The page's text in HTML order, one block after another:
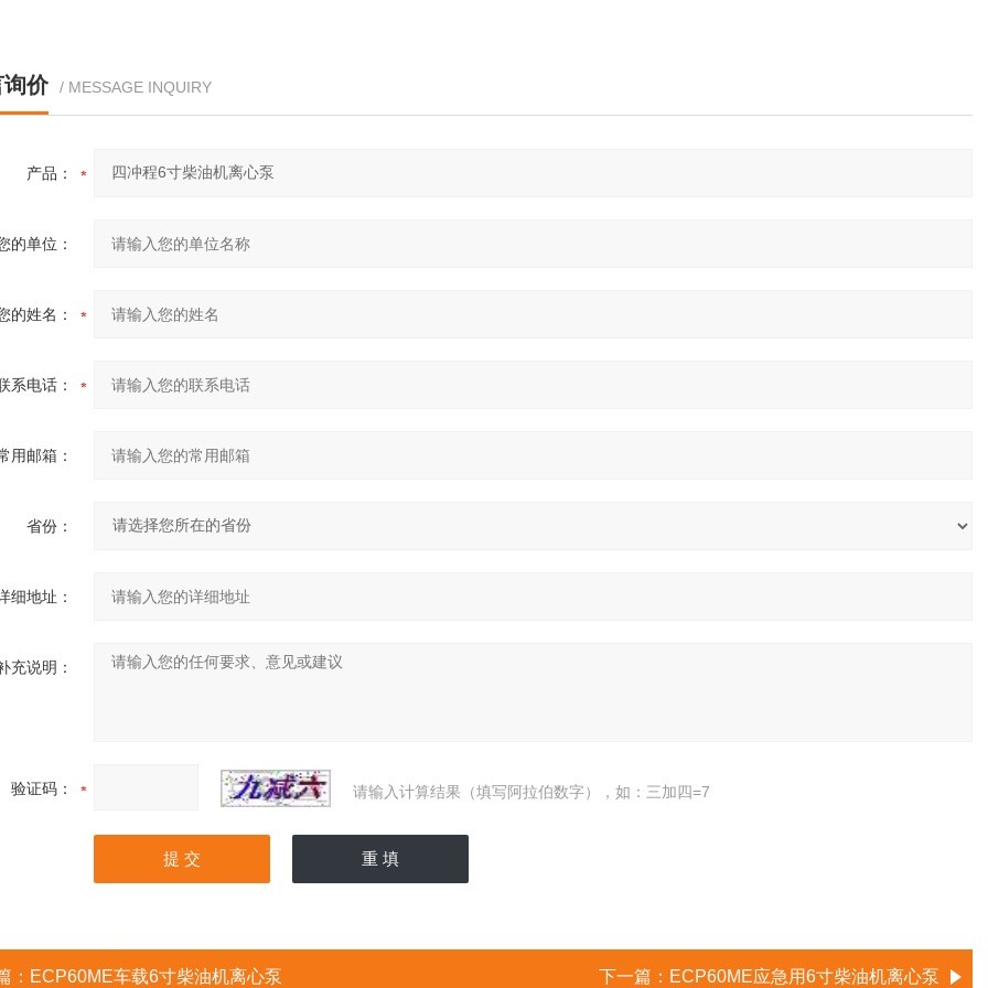
价 / MESSAGE INQUIRY
产品：
的单位：
的姓名：
系电话：
用邮箱：
省份：
细地址：
充说明：
验证码： 请输入计算结果（填写阿拉伯数字），如：三加四=7
： ECP60ME车载6寸柴油机离心泵 下一篇： ECP60ME应急用6寸柴油机离心泵